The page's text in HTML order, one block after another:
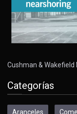
Cushman &
Categorías
Aranceles